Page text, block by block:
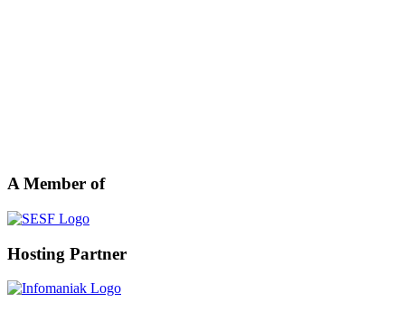
A Member of
Hosting Partner